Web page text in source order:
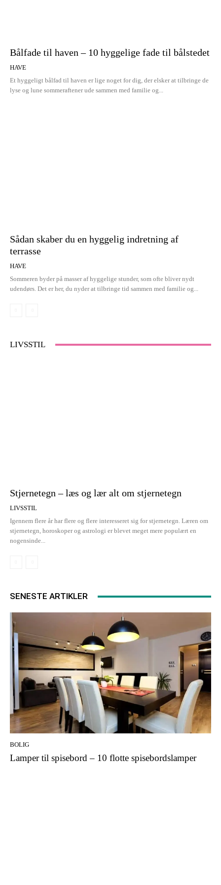
Bålfade til haven – 10 hyggelige fade til bålstedet
HAVE
Et hyggeligt bålfad til haven er lige noget for dig, der elsker at tilbringe de
lyse og lune sommeraftener ude sammen med familie og...
Sådan skaber du en hyggelig indretning af
terrasse
HAVE
Sommeren byder på masser af hyggelige stunder, som ofte bliver nydt
udendørs. Det er her, du nyder at tilbringe tid sammen med familie og...
LIVSSTIL
Stjernetegn – læs og lær alt om stjernetegn
LIVSSTIL
Igennem flere år har flere og flere interesseret sig for stjernetegn. Læren om
stjernetegn, horoskoper og astrologi er blevet meget mere populært en
nogensinde...
SENESTE ARTIKLER
BOLIG
Lamper til spisebord – 10 flotte spisebordslamper